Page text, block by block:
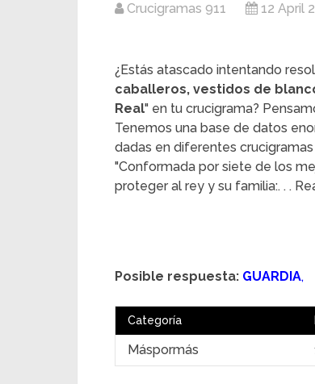
Crucigramas 911 12 April
¿Estás atascado intentando
caballeros, vestidos de
Real" en tu crucigrama?
Tenemos una base de datos
dadas en diferentes
"Conformada por siete de los
proteger al rey y su familia:. . .
Posible respuesta: GUARDIA,
Categoría
Máspormás